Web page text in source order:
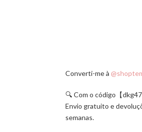
Converti-me à
🔍 Com o código【
Envio gratuito e
semanas.